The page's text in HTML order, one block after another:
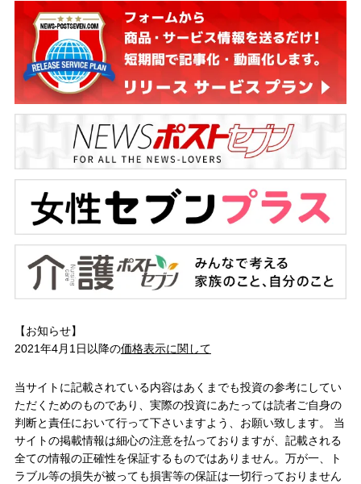
【お知らせ】
2021年4月1日以降の価格表示に関して
当サイトに記載されている内容はあくまでも投資の参考にしてい
ただくためのものであり、実際の投資にあたっては読者ご自身の
判断と責任において行って下さいますよう、お願い致します。 当
サイトの掲載情報は細心の注意を払っておりますが、記載される
全ての情報の正確性を保証するものではありません。万が一、ト
ラブル等の損失が被っても損害等の保証は一切行っておりません